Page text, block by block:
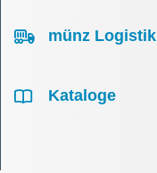
münz Logistik
Kataloge